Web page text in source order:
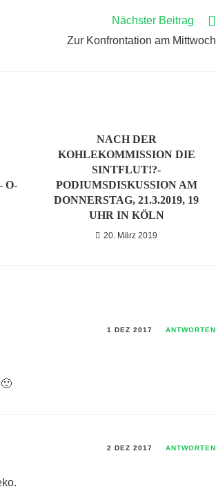
Nächster Beitrag
Zur Konfrontation am Mittwoch
O-
NACH DER
KOHLEKOMMISSION DIE
SINTFLUT!?-
PODIUMSDISKUSSION AM
DONNERSTAG, 21.3.2019, 19
UHR IN KÖLN
20. März 2019
1 DEZ 2017 ANTWORTEN
2 DEZ 2017 ANTWORTEN